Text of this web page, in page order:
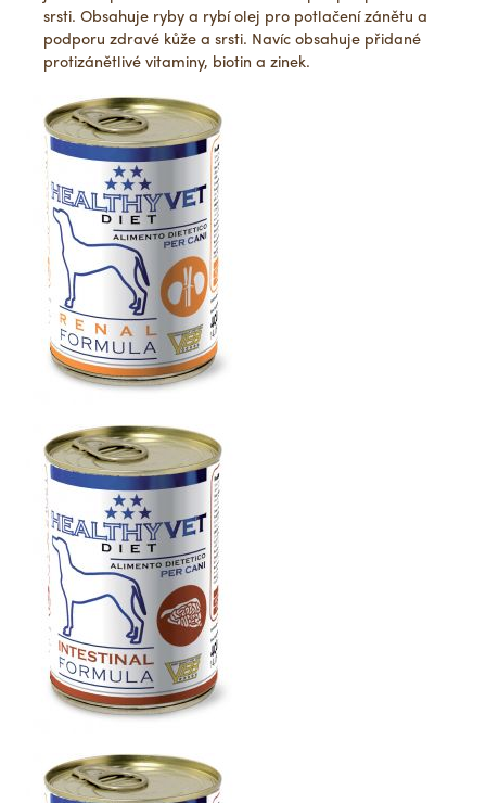
srsti. Obsahuje ryby a rybí olej pro potlačení zánětu a
podporu zdravé kůže a srsti. Navíc obsahuje přidané
protizánětlivé vitaminy, biotin a zinek.